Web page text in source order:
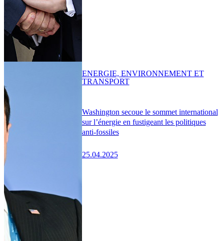
Washington secoue le sommet international
sur l’énergie en fustigeant les politiques
anti-fossiles
25.04.2025
ENERGIE, ENVIRONNEMENT ET
TRANSPORT